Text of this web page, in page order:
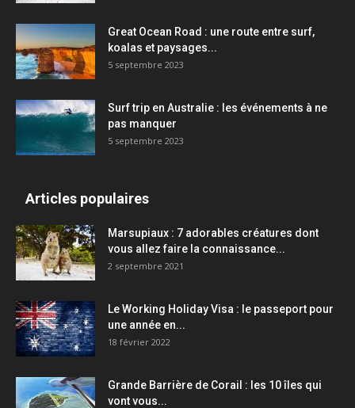
Great Ocean Road : une route entre surf,
koalas et paysages...
5 septembre 2023
Surf trip en Australie : les événements à ne
pas manquer
5 septembre 2023
Articles populaires
Marsupiaux : 7 adorables créatures dont
vous allez faire la connaissance...
2 septembre 2021
Le Working Holiday Visa : le passeport pour
une année en...
18 février 2022
Grande Barrière de Corail : les 10 îles qui
vont vous...